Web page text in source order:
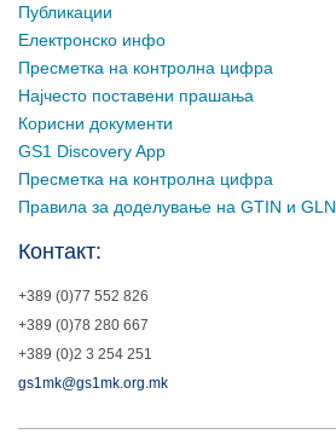
Публикации
Електронско инфо
Пресметка на контролна цифра
Најчесто поставени прашања
Корисни документи
GS1 Discovery App
Пресметка на контролна цифра
Правила за доделување на GTIN и GLN
Контакт:
+389 (0)77 552 826
+389 (0)78 280 667
+389 (0)2 3 254 251
gs1mk@gs1mk.org.mk